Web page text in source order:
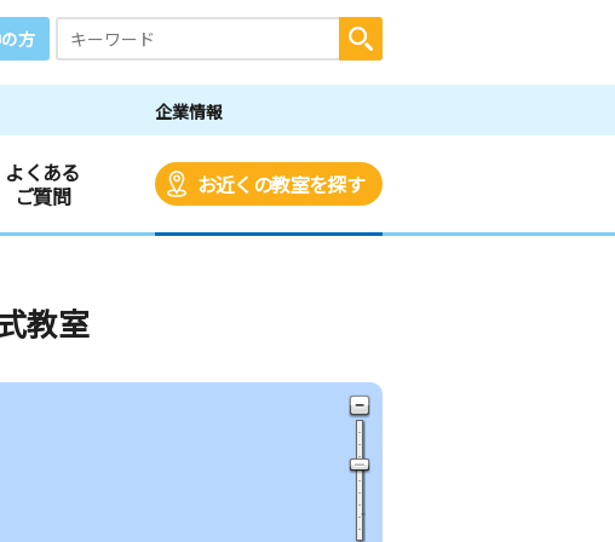
方
企業情報
よくある
ご質問
お近くの教室を探す
教室